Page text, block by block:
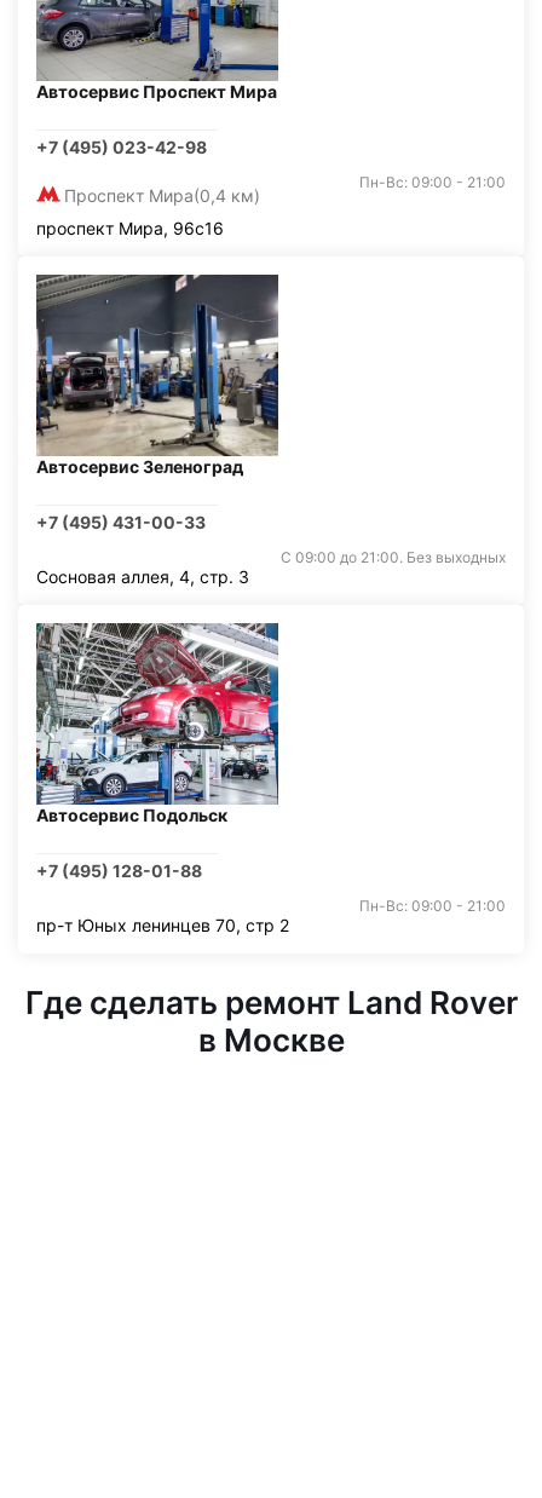
Автосервис Проспект Мира
+7 (495) 023-42-98
Проспект Мира(0,4 км)
Пн-Вс: 09:00 - 21:00
проспект Мира, 96с16
Автосервис Зеленоград
+7 (495) 431-00-33
С 09:00 до 21:00. Без выходных
Сосновая аллея, 4, стр. 3
Автосервис Подольск
+7 (495) 128-01-88
Пн-Вс: 09:00 - 21:00
пр-т Юных ленинцев 70, стр 2
Где сделать ремонт Land Rover
в Москве